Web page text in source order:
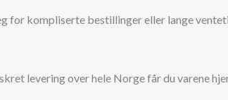
for kompliserte bestillinger eller lange
levering over hele Norge får du varene